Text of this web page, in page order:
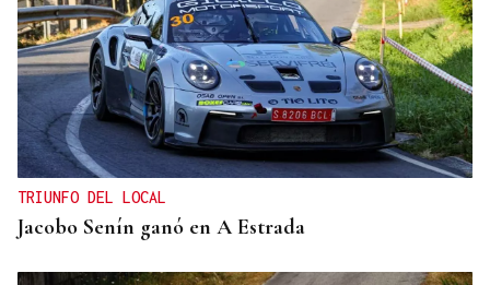
TRIUNFO DEL LOCAL
Jacobo Senín ganó en A Estrada